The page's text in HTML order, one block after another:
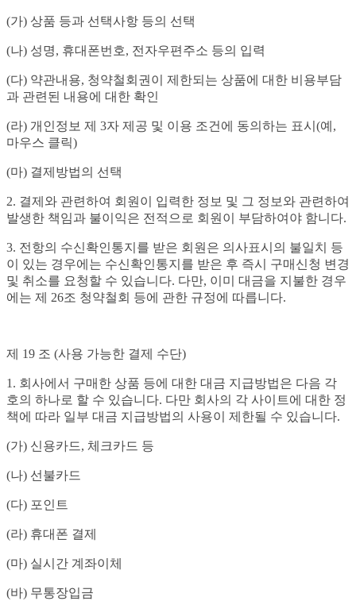
(가) 상품 등과 선택사항 등의 선택
(나) 성명, 휴대폰번호, 전자우편주소 등의 입력
(다) 약관내용, 청약철회권이 제한되는 상품에 대한 비용부담
과 관련된 내용에 대한 확인
(라) 개인정보 제 3자 제공 및 이용 조건에 동의하는 표시(예,
마우스 클릭)
(마) 결제방법의 선택
2. 결제와 관련하여 회원이 입력한 정보 및 그 정보와 관련하여
발생한 책임과 불이익은 전적으로 회원이 부담하여야 함니다.
3. 전항의 수신확인통지를 받은 회원은 의사표시의 불일치 등
이 있는 경우에는 수신확인통지를 받은 후 즉시 구매신청 변경
및 취소를 요청할 수 있습니다. 다만, 이미 대금을 지불한 경우
에는 제 26조 청약철회 등에 관한 규정에 따릅니다.
제 19 조 (사용 가능한 결제 수단)
1. 회사에서 구매한 상품 등에 대한 대금 지급방법은 다음 각
호의 하나로 할 수 있습니다. 다만 회사의 각 사이트에 대한 정
책에 따라 일부 대금 지급방법의 사용이 제한될 수 있습니다.
(가) 신용카드, 체크카드 등
(나) 선불카드
(다) 포인트
(라) 휴대폰 결제
(마) 실시간 계좌이체
(바) 무통장입금